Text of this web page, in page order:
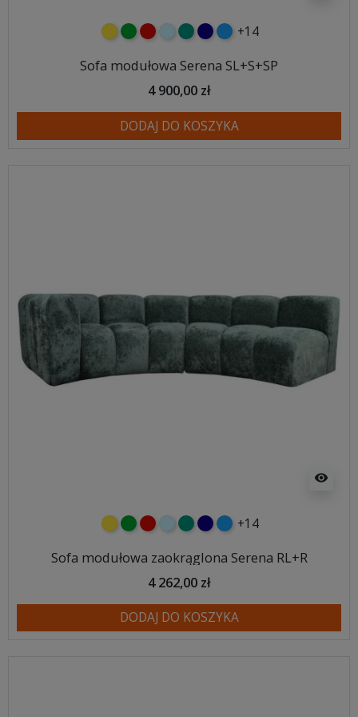
żółtyzielonyczerwony
błękitnyturkusowy
granatowy
niebieski
+14
Sofa modułowa Serena SL+S+SP
4 900,00 zł
DODAJ DO KOSZYKA
visibility
żółtyzielonyczerwony
błękitnyturkusowy
granatowy
niebieski
+14
Sofa modułowa zaokrąglona Serena RL+R
4 262,00 zł
DODAJ DO KOSZYKA